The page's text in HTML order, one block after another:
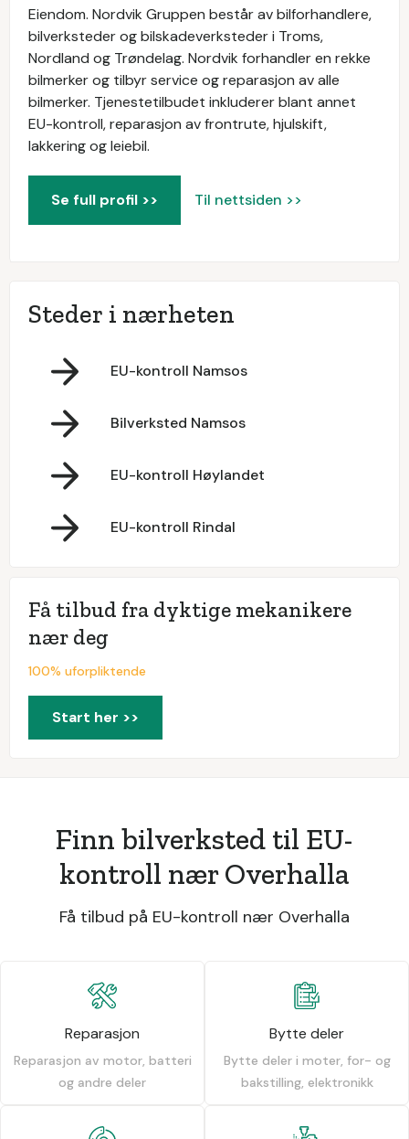
Eiendom. Nordvik Gruppen består av bilforhandlere,
bilverksteder og bilskadeverksteder i Troms,
Nordland og Trøndelag. Nordvik forhandler en rekke
bilmerker og tilbyr service og reparasjon av alle
bilmerker. Tjenestetilbudet inkluderer blant annet
EU-kontroll, reparasjon av frontrute, hjulskift,
lakkering og leiebil.
Se full profil >> Til nettsiden >>
Steder i nærheten
EU-kontroll Namsos
Bilverksted Namsos
EU-kontroll Høylandet
EU-kontroll Rindal
Få tilbud fra dyktige mekanikere
nær deg
100% uforpliktende
Start her >>
Finn bilverksted til EU-
kontroll nær Overhalla
Få tilbud på EU-kontroll nær Overhalla
Reparasjon
Reparasjon av motor, batteri
og andre deler
Bytte deler
Bytte deler i moter, for- og
bakstilling, elektronikk